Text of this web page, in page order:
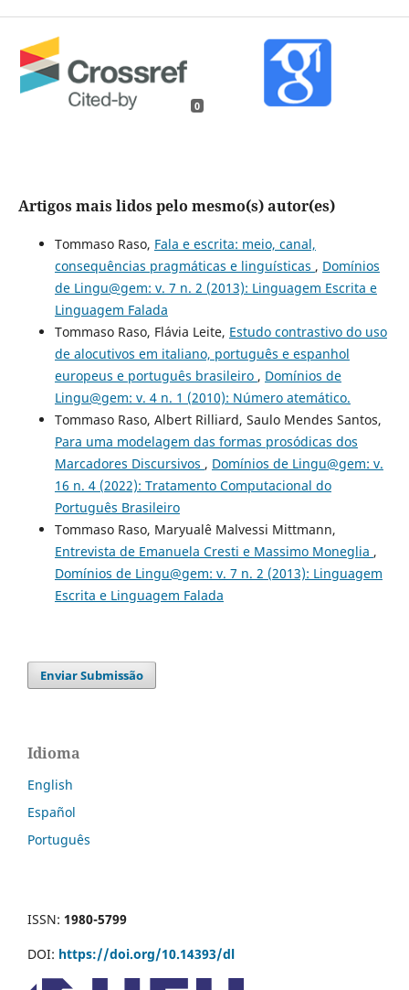
0
Artigos mais lidos pelo mesmo(s) autor(es)
Tommaso Raso, Fala e escrita: meio, canal,
consequências pragmáticas e linguísticas , Domínios
de Lingu@gem: v. 7 n. 2 (2013): Linguagem Escrita e
Linguagem Falada
Tommaso Raso, Flávia Leite, Estudo contrastivo do uso
de alocutivos em italiano, português e espanhol
europeus e português brasileiro , Domínios de
Lingu@gem: v. 4 n. 1 (2010): Número atemático.
Tommaso Raso, Albert Rilliard, Saulo Mendes Santos,
Para uma modelagem das formas prosódicas dos
Marcadores Discursivos , Domínios de Lingu@gem: v.
16 n. 4 (2022): Tratamento Computacional do
Português Brasileiro
Tommaso Raso, Maryualê Malvessi Mittmann,
Entrevista de Emanuela Cresti e Massimo Moneglia ,
Domínios de Lingu@gem: v. 7 n. 2 (2013): Linguagem
Escrita e Linguagem Falada
Enviar Submissão
Idioma
English
Español
Português
ISSN: 1980-5799
DOI: https://doi.org/10.14393/dl